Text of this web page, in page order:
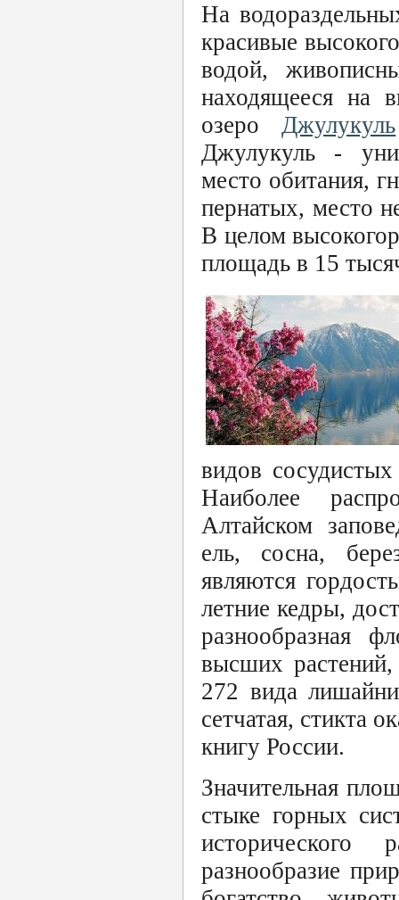
На
красивые
водой,
находящееся на
озероДжулукуль
Джулукуль -
место обитания,
пернатых, место
В целом
площадь в 15
видов
Наиболее
Алтайском
ель, сосна,
являются
летние кедры,
разнообразная
высших
272 вида
сетчатая, стикта
книгу России.
Значительная
стыке горных
исторического
разнообразие